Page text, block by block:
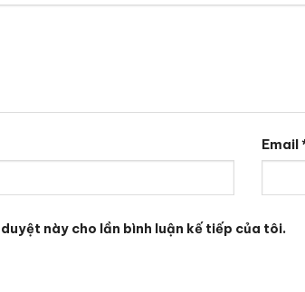
Email
này cho lần bình luận kế tiếp của tôi.